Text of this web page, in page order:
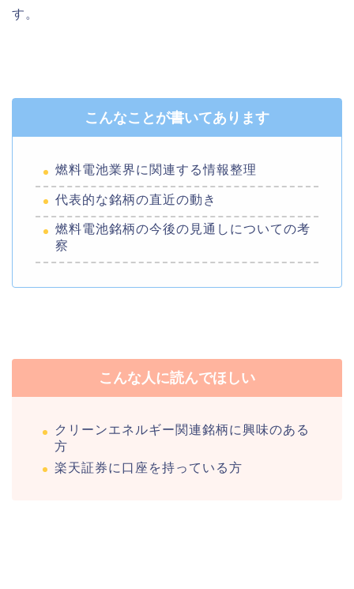
す。
こんなことが書いてあります
燃料電池業界に関連する情報整理
代表的な銘柄の直近の動き
燃料電池銘柄の今後の見通しについての考
察
こんな人に読んでほしい
クリーンエネルギー関連銘柄に興味のある
方
楽天証券に口座を持っている方